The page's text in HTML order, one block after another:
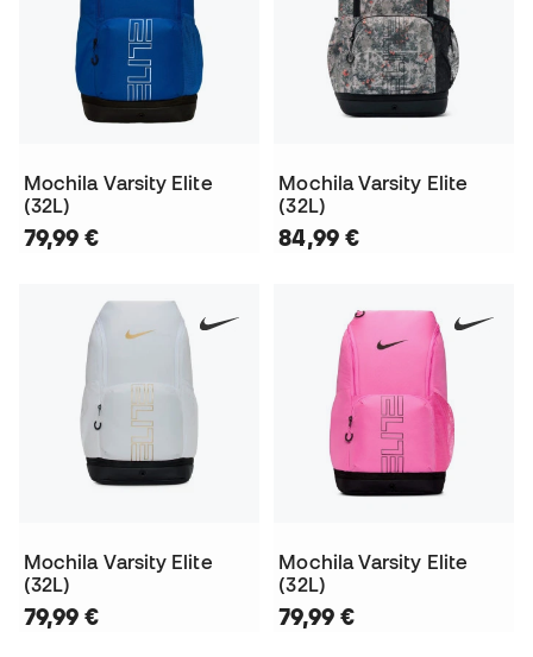
Mochila Varsity Elite
(32L)
79,99 €
Mochila Varsity Elite
(32L)
84,99 €
Mochila Varsity Elite
(32L)
79,99 €
Mochila Varsity Elite
(32L)
79,99 €